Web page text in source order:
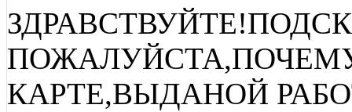
КАРТЕ,ВЫДАНОЙ